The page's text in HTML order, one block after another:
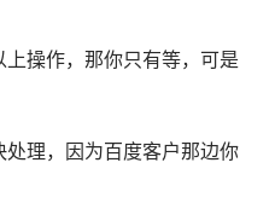
操作，那你只有等，可是
理，因为百度客户那边你